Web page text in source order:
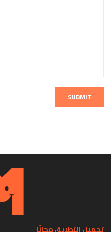
SUBMIT
تحميل التطبيق مجانًا